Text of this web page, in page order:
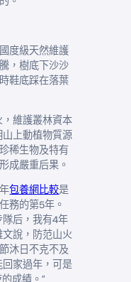
度級天然維護
，樹底下沙沙
鞋底踩在落葉
，維護叢林資本
山上動植物質源
稀生物及特有
成嚴重后果。
包養網比較是
務的第5年。
后，我有4年
文說，防范山火
沐日不克不及
回家過年，可是